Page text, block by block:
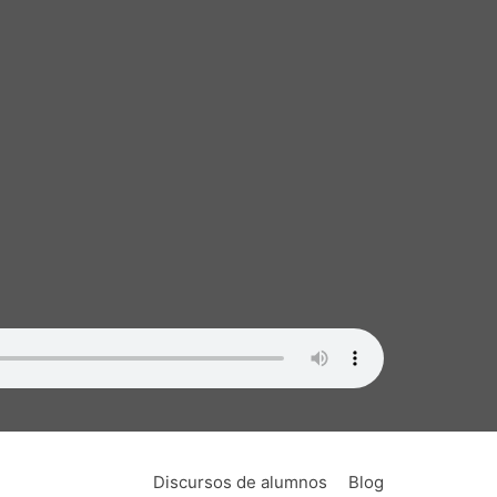
Discursos de alumnos Blog